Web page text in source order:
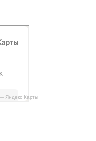
Яндекс Карты